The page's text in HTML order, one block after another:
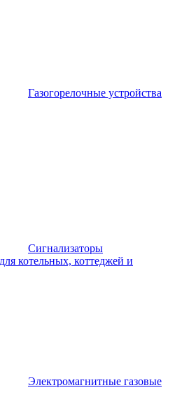
Газогорелочные устройства
Сигнализаторы
котельных, коттеджей и
Электромагнитные газовые